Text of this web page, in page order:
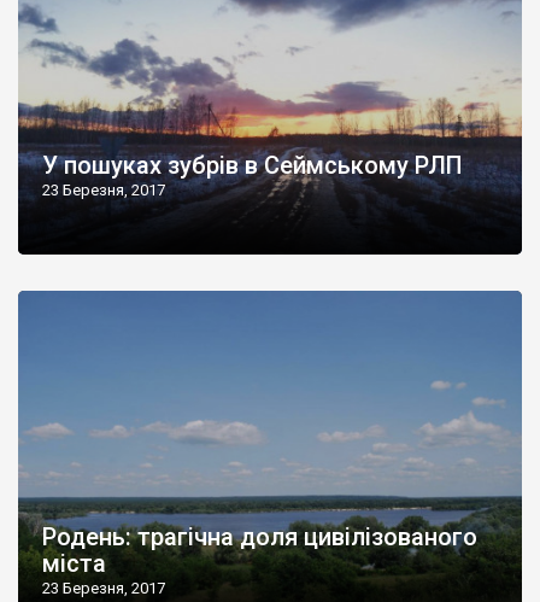
У пошуках зубрів в Сеймському РЛП
23 Березня, 2017
Родень: трагічна доля цивілізованого
міста
23 Березня, 2017